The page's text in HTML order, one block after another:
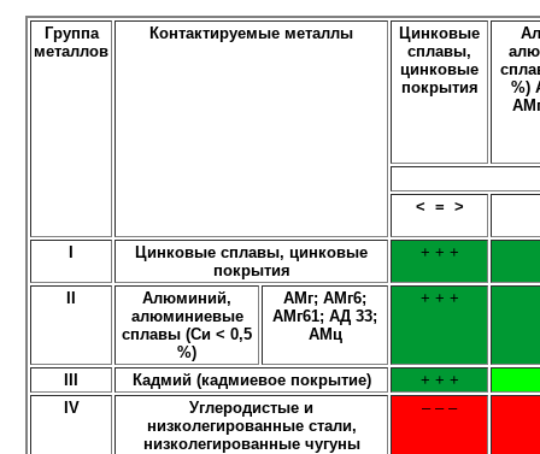
Группа
металлов
Контактируемые металлы
Цинковые
сплавы,
цинковые
покрытия
%)
< = >
Цинковые сплавы, цинковые
покрытия
+ + +
Алюминий,
алюминиевые
сплавы (Си < 0,5
%)
АМг; АМг6;
АМг61; АД 33;
АМц
+ + +
Кадмий (кадмиевое покрытие)
+ + +
IV
Углеродистые и
низколегированные стали,
низколегированные чугуны
– – –